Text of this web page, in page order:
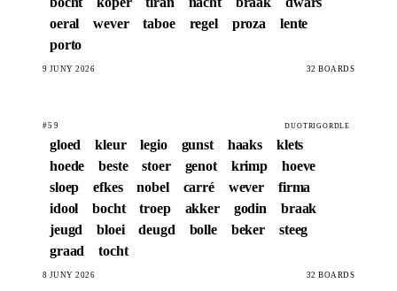
oeral
wever taboe regel proza
lente
porto
9 JUNY 2026 32 BOARDS
#59 DUOTRIGORDLE
gloed kleur legio gunst haaks
klets
hoede
beste stoer genot krimp
hoeve
sloep
efkes nobel carré wever
firma
idool
bocht troep akker godin
braak
jeugd
bloei deugd bolle beker
steeg
graad
tocht
8 JUNY 2026 32 BOARDS